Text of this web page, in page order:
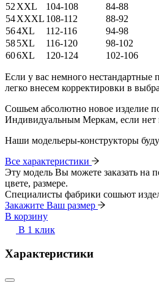
52 XXL 104-108 84-88
54XXXL 108-112 88-92
564XL 112-116 94-98
585XL 116-120 98-102
606XL 120-124 102-106
Если у вас немного
легко внесем корректировки в
Сошьем абсолютно новое изделие
Индивидуальным Меркам, если нет
Наши модельеры-конструкторы
Все характеристики
Эту модель Вы можете заказать на
цвете, размере.
Специалисты фабрики сошьют
Закажите Ваш размер
В корзину
В 1 клик
Характеристики